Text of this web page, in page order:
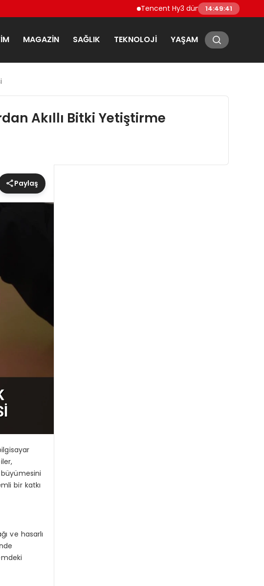
Tencent Hy3 dünya genelinde kullanıma
14:49:42
MAGAZIN SAĞLIK TEKNOLOJI YAŞAM
Akıllı Bitki Yetiştirme
Paylaş
bir katkı
ve hasarlı